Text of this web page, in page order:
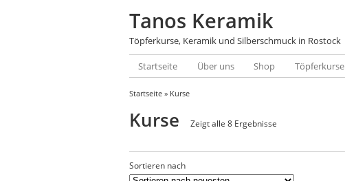
Tanos Keramik
Töpferkurse, Keramik und Silberschmuck in Rostock
Startseite Über uns Shop Töpferkurse
Startseite » Kurse
Kurse Zeigt alle 8 Ergebnisse
Sortieren nach